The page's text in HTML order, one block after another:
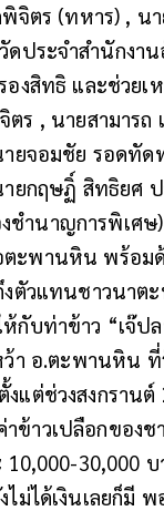
จิตร (ทหาร) , นา
ดประจำสำนักงาน
องสิทธิ และช่วยเ
ร , นายสามารถ
ยจอมชัย รอดทั
ยกฤษฏิ์ สิทธิยศ ป
ชำนาญการพิเศษ)
ะพานหิน พร้อมด้
งตัวแทนชาวนาต
กับท่าข้าว “เจ๊ป
ว้า อ.ตะพานหิน
แต่ช่วงสงกรานต์
ข้าวเปลือกของ
10,000-30,000
ไม่ได้เงินเลยก็มี